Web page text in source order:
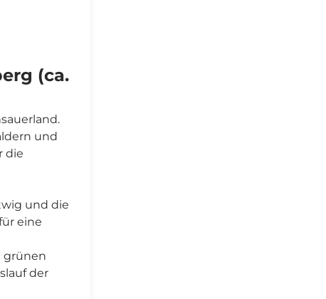
(ca.
und
die
und die
eine
grünen
der